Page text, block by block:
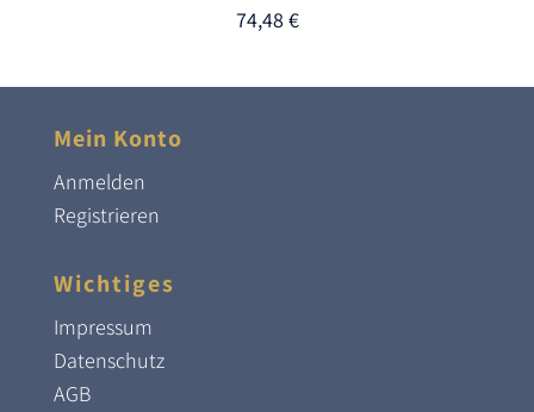
74,48 €
Mein Konto
Anmelden
Registrieren
Wichtiges
Impressum
Datenschutz
AGB